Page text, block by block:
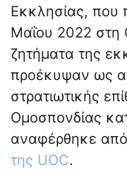
Εκκλησίας, που
Μαΐου 2022 στη
ζητήματα της
προέκυψαν ως
στρατιωτικής
Ομοσπονδίας
αναφέρθηκε
της UOC.